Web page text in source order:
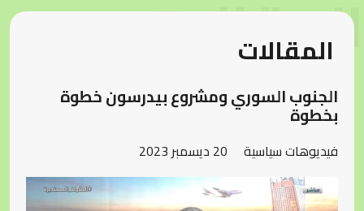
المقالات
المقالات
الجنوب السوري ومشروع بيدرسون خطوة
بخطوة
فيديوهات سياسية 20 ديسمبر 2023